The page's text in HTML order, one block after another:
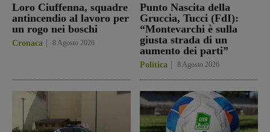
Loro Ciuffenna, squadre
antincendio al lavoro per
un rogo nei boschi
Cronaca 8 Agosto 2026
Punto Nascita della
Gruccia, Tucci (FdI):
“Montevarchi è sulla
giusta strada di un
aumento dei parti”
Politica 8 Agosto 2026